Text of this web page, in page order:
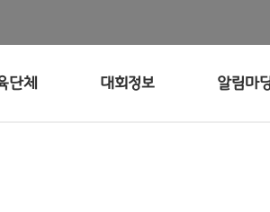
단체 대회정보 알림마